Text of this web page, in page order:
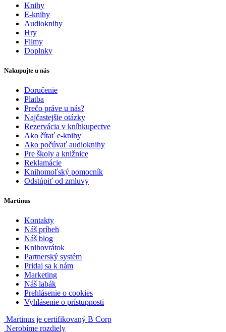
Knihy
E-knihy
Audioknihy
Hry
Filmy
Doplnky
Nakupujte u nás
Doručenie
Platba
Prečo práve u nás?
Najčastejšie otázky
Rezervácia v kníhkupectve
Ako čítať e-knihy
Ako počúvať audioknihy
Pre školy a knižnice
Reklamácie
Knihomoľský pomocník
Odstúpiť od zmluvy
Martinus
Kontakty
Náš príbeh
Náš blog
Knihovrátok
Partnerský systém
Pridaj sa k nám
Marketing
Náš labák
Prehlásenie o cookies
Vyhlásenie o prístupnosti
Martinus je certifikovaný B Corp
Nerobíme rozdiely